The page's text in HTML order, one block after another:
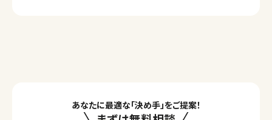
あなたに最適な「決め手」をご提案！